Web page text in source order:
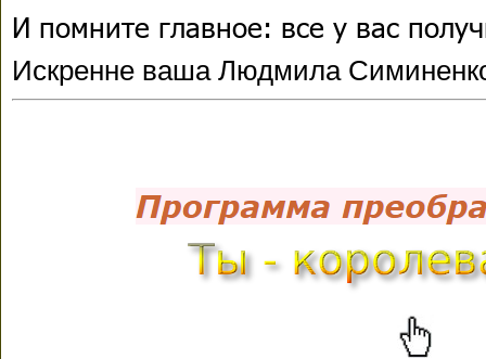
И помните главное: все у вас
Искренне ваша Людмила